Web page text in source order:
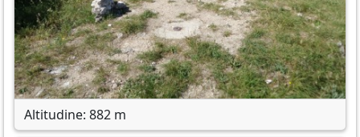
Altitudine: 882 m